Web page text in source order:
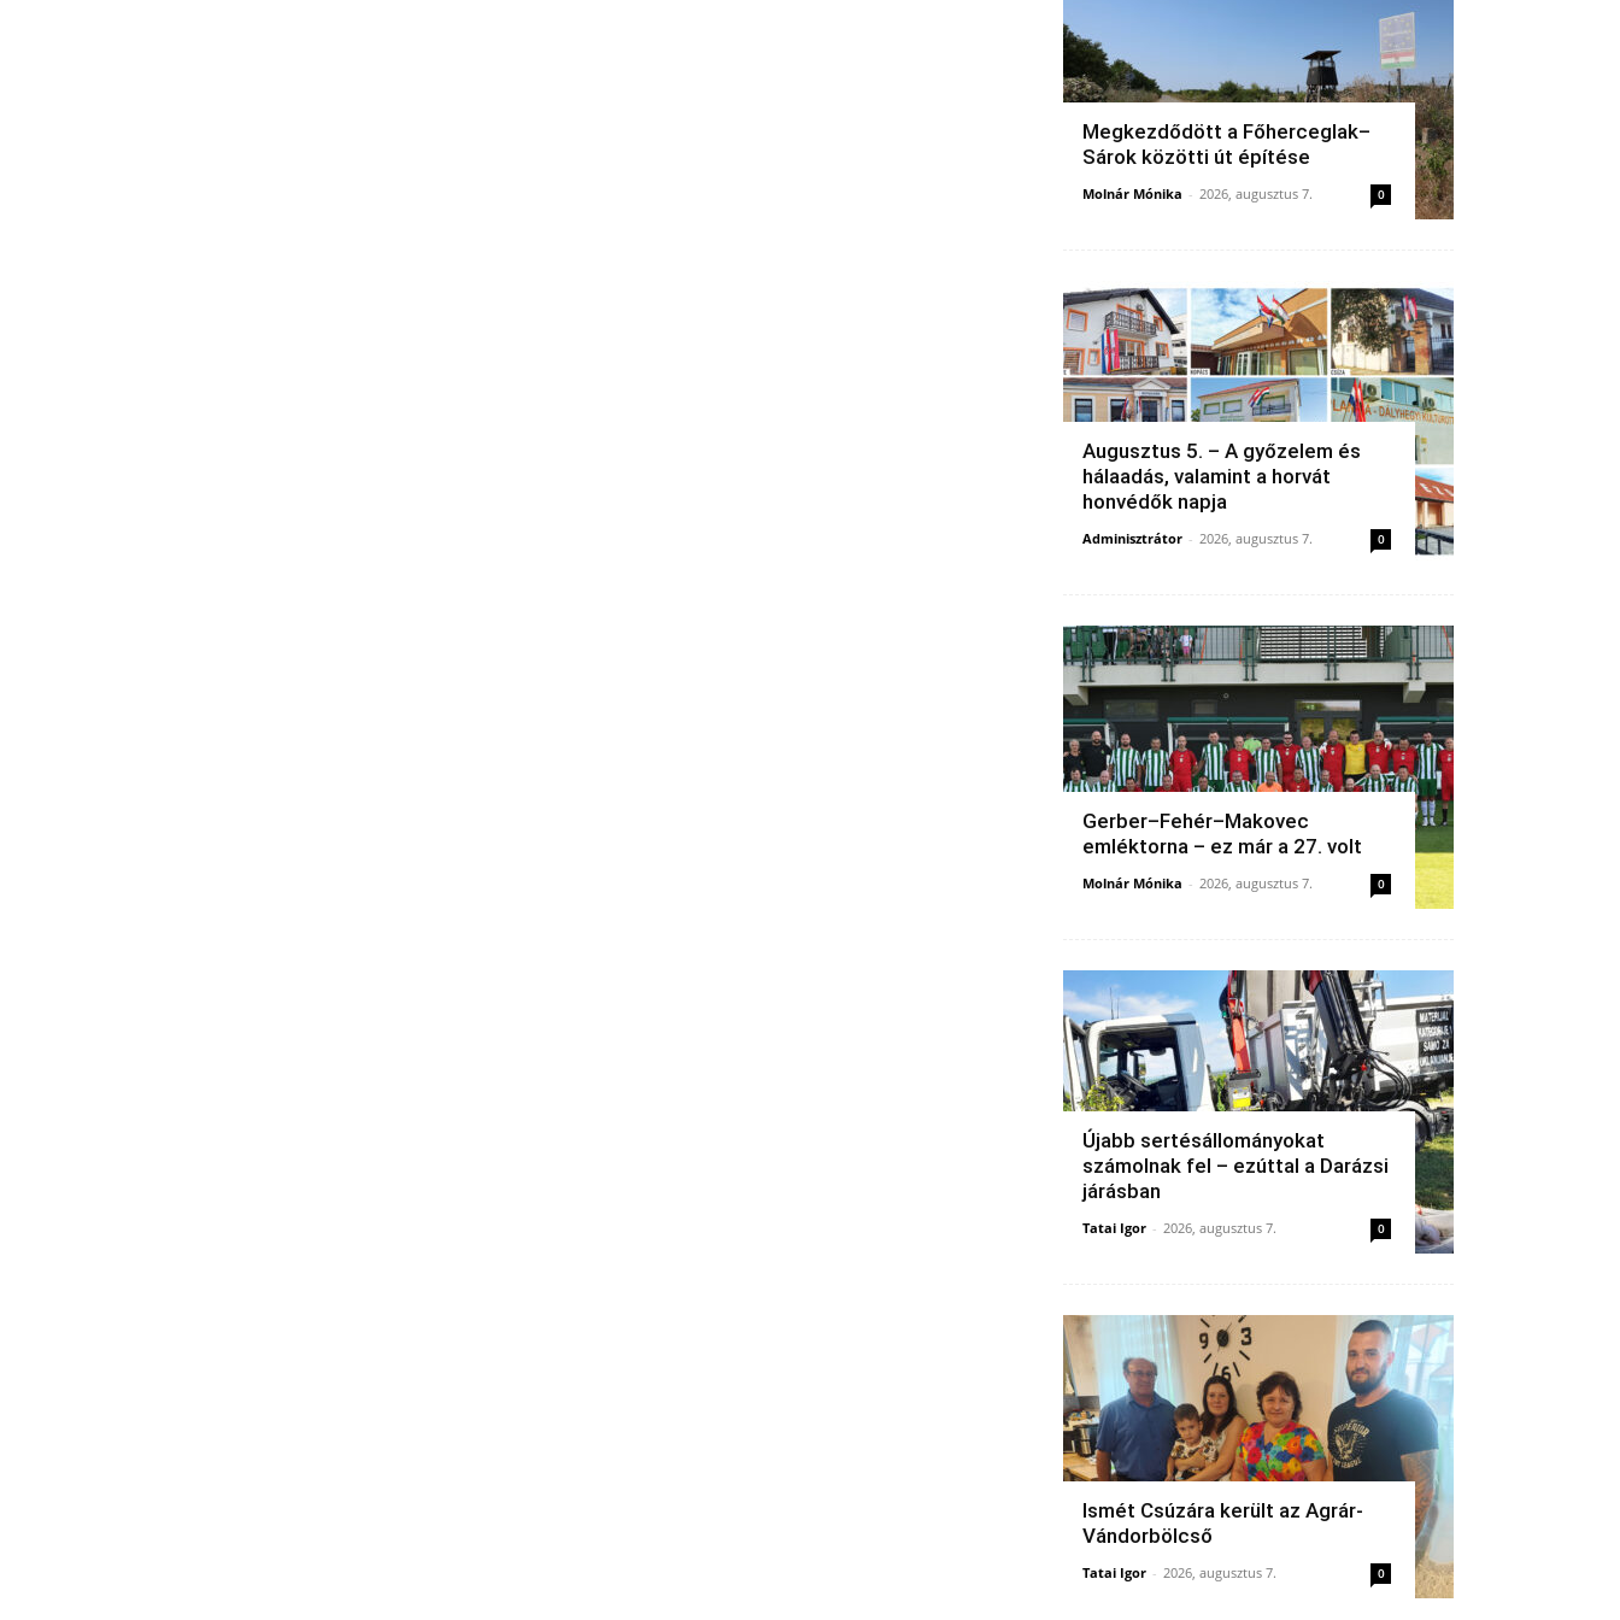
Megkezdődött a Főherceglak–
Sárok közötti út építése
Molnár Mónika - 2026, augusztus 7. 0
Augusztus 5. – A győzelem és
hálaadás, valamint a horvát
honvédők napja
Adminisztrátor - 2026, augusztus 7. 0
Gerber–Fehér–Makovec
emléktorna – ez már a 27. volt
Molnár Mónika - 2026, augusztus 7. 0
Újabb sertésállományokat
számolnak fel – ezúttal a Darázsi
járásban
Tatai Igor - 2026, augusztus 7. 0
Ismét Csúzára került az Agrár-
Vándorbölcső
Tatai Igor - 2026, augusztus 7. 0